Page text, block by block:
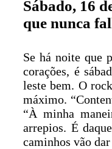
Sábado, 16
que nunca
Se há noite que
corações, é
leste bem. O
máximo.
“À minha
arrepios. É
caminhos vão